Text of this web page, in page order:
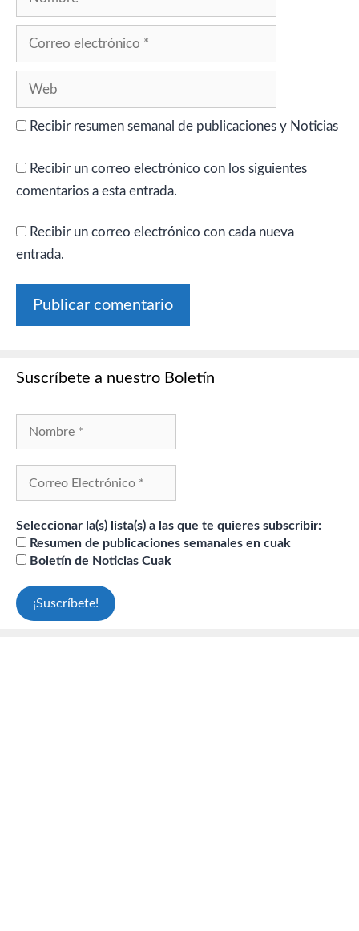
Recibir resumen semanal de publicaciones y Noticias
Recibir un correo electrónico con los siguientes
comentarios a esta entrada.
Recibir un correo electrónico con cada nueva
entrada.
Suscríbete a nuestro Boletín
Seleccionar la(s) lista(s) a las que te quieres subscribir:
Resumen de publicaciones semanales en cuak
Boletín de Noticias Cuak